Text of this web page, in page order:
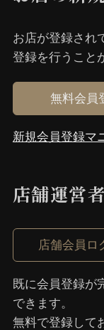
お店が登録され
登録を⾏うこと
無料会員
新規会員登録マ
店舗運営
店舗会員ロ
既に会員登録が
できます。
無料で登録して